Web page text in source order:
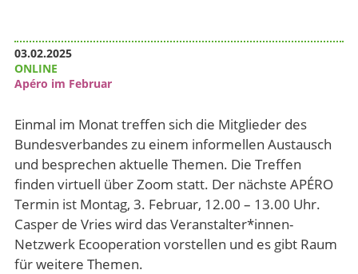
03.02.2025
ONLINE
Apéro im Februar
Einmal im Monat treffen sich die Mitglieder des
Bundesverbandes zu einem informellen Austausch
und besprechen aktuelle Themen. Die Treffen
finden virtuell über Zoom statt. Der nächste APÉRO
Termin ist Montag, 3. Februar, 12.00 – 13.00 Uhr.
Casper de Vries wird das Veranstalter*innen-
Netzwerk Ecooperation vorstellen und es gibt Raum
für weitere Themen.